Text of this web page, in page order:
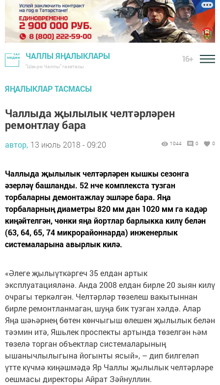
ЧАЛЛЫ ЯҢАЛЫКЛАРЫ
"Шәһри Чаллы" газетасы
16+
ЯҢАЛЫКЛАР ТАСМАСЫ
Чаллыда җылылык челтәрләрен
ремонтлау бара
автор, 13 июль 2018 - 09:20 1044 0 0
Чаллыда җылылык челтәрләрен кышкы сезонга
әзерләү башланды. 52 нче комплекста тузган
торбаларны демонтажлау эшләре бара. Яңа
торбаларның диаметры 820 мм дан 1020 мм га кадәр
киңәйтелгән, чөнки яңа йортлар барлыкка килү белән
(63, 64, 65, 74 микрорайоннарда) инженерлык
системаларына авырлык килә.
«Әлеге җылыүткәргеч 35 елдан артык
эксплуатацияләнә. Анда 2008 елдан бирле 20 зыян килү
очрагы теркәлгән. Челтәрләр төзелеш вакытыннан
бирле ремонтланмаган, шуңа бик тузган хәлдә. Алар
Яңа шәһәрнең бөтен көнчыгыш өлешен җылылык белән
тәэмин итә, Яшьлек проспекты артында төзелгән һәм
төзелә торган объектлар системаларының
ышанычлылыгына йогынты ясый», – дип билгеләп
үтте күчмә киңәшмәдә Яр Чаллы җылылык челтәрләре
оешмасы директоры Айрат Зәйнуллин.